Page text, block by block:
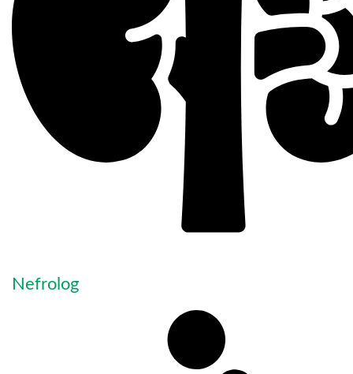
Nefrolog